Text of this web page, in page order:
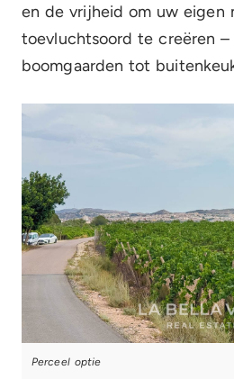
en de vrijheid om uw eigen
toevluchtsoord te creëren –
boomgaarden tot
Perceel optie